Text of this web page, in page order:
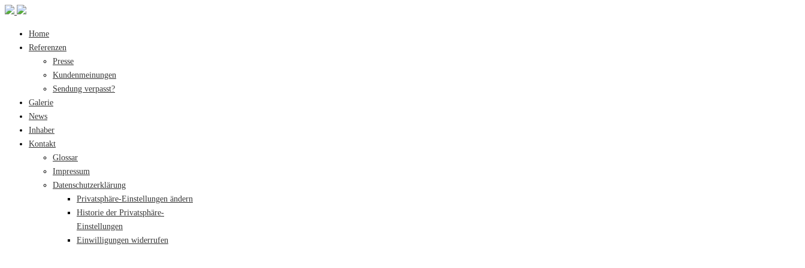
Home
Referenzen
Presse
Kundenmeinungen
Sendung verpasst?
Galerie
News
Inhaber
Kontakt
Glossar
Impressum
Datenschutzerklärung
Privatsphäre-Einstellungen ändern
Historie der Privatsphäre-
Einstellungen
Einwilligungen widerrufen